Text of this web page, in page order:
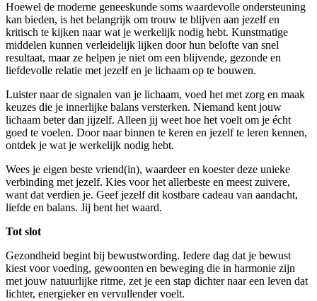
Hoewel de moderne geneeskunde soms waardevolle ondersteuning
kan bieden, is het belangrijk om trouw te blijven aan jezelf en
kritisch te kijken naar wat je werkelijk nodig hebt. Kunstmatige
middelen kunnen verleidelijk lijken door hun belofte van snel
resultaat, maar ze helpen je niet om een blijvende, gezonde en
liefdevolle relatie met jezelf en je lichaam op te bouwen.
Luister naar de signalen van je lichaam, voed het met zorg en maak
keuzes die je innerlijke balans versterken. Niemand kent jouw
lichaam beter dan jijzelf. Alleen jij weet hoe het voelt om je écht
goed te voelen. Door naar binnen te keren en jezelf te leren kennen,
ontdek je wat je werkelijk nodig hebt.
Wees je eigen beste vriend(in), waardeer en koester deze unieke
verbinding met jezelf. Kies voor het allerbeste en meest zuivere,
want dat verdien je. Geef jezelf dit kostbare cadeau van aandacht,
liefde en balans. Jij bent het waard.
Tot slot
Gezondheid begint bij bewustwording. Iedere dag dat je bewust
kiest voor voeding, gewoonten en beweging die in harmonie zijn
met jouw natuurlijke ritme, zet je een stap dichter naar een leven dat
lichter, energieker en vervullender voelt.